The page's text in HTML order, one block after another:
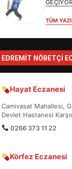
TÜM
EDREMIT NÖBETÇI
Hayat Eczanesi
Camivasat Mahallesi,
Devlet Hastanesi
0266 373 11 22
Körfez Eczanesi
4
5